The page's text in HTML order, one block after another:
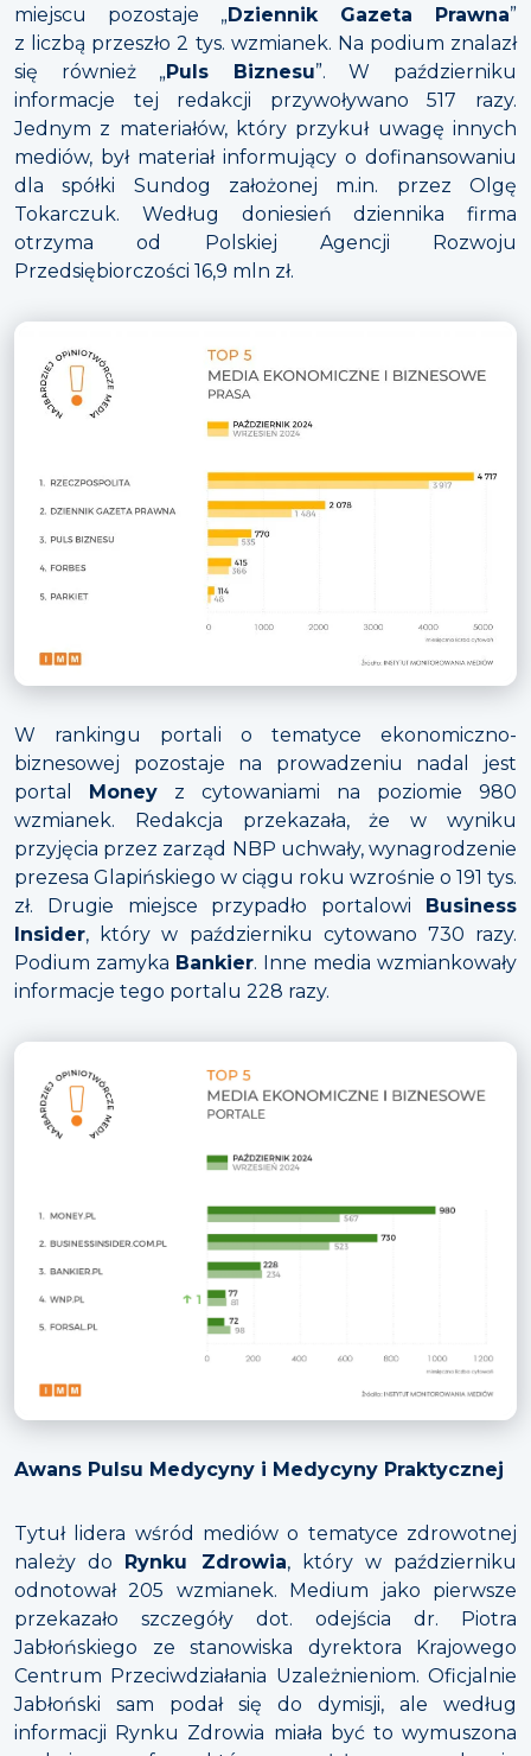
miejscu pozostaje „Dziennik Gazeta Prawna”
z liczbą przeszło 2 tys. wzmianek. Na podium znalazł
się również „Puls Biznesu”. W październiku
informacje tej redakcji przywoływano 517 razy.
Jednym z materiałów, który przykuł uwagę innych
mediów, był materiał informujący o dofinansowaniu
dla spółki Sundog założonej m.in. przez Olgę
Tokarczuk. Według doniesień dziennika firma
otrzyma od Polskiej Agencji Rozwoju
Przedsiębiorczości 16,9 mln zł.
W rankingu portali o tematyce ekonomiczno-
biznesowej pozostaje na prowadzeniu nadal jest
portal
Money z cytowaniami na poziomie 980
wzmianek. Redakcja przekazała, że w wyniku
przyjęcia przez zarząd NBP uchwały, wynagrodzenie
prezesa Glapińskiego w ciągu roku wzrośnie o 191 tys.
zł. Drugie miejsce przypadło portalowi
Business
Insider, który w październiku cytowano 730 razy.
Podium zamyka Bankier. Inne media wzmiankowały
informacje tego portalu 228 razy.
Awans Pulsu Medycyny i Medycyny Praktycznej
Tytuł lidera wśród mediów o tematyce zdrowotnej
należy do Rynku Zdrowia, który w październiku
odnotował 205 wzmianek. Medium jako pierwsze
przekazało szczegóły dot. odejścia dr. Piotra
Jabłońskiego ze stanowiska dyrektora Krajowego
Centrum Przeciwdziałania Uzależnieniom. Oficjalnie
Jabłoński sam podał się do dymisji, ale według
informacji Rynku Zdrowia miała być to wymuszona